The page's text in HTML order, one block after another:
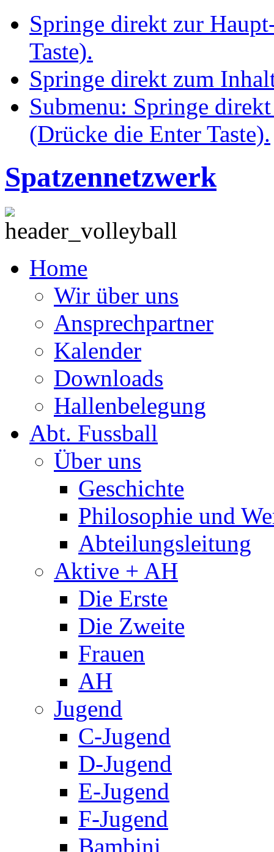
Springe direkt zur
Taste).
Springe direkt zum
Submenu: Springe
(Drücke die Enter Taste).
Spatzennetzwerk
Home
Wir über uns
Ansprechpartner
Kalender
Downloads
Hallenbelegung
Abt. Fussball
Über uns
Geschichte
Philosophie und
Abteilungsleitung
Aktive + AH
Die Erste
Die Zweite
Frauen
AH
Jugend
C-Jugend
D-Jugend
E-Jugend
F-Jugend
Bambini